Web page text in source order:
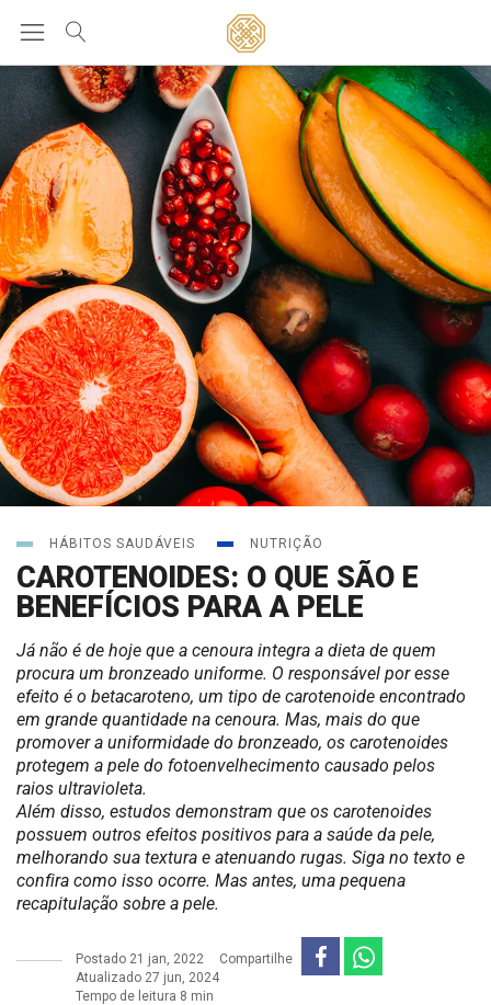
HÁBITOS SAUDÁVEIS NUTRIÇÃO
CAROTENOIDES: O QUE SÃO E
BENEFÍCIOS PARA A PELE
Já não é de hoje que a cenoura integra a dieta de quem
procura um bronzeado uniforme. O responsável por esse
efeito é o betacaroteno, um tipo de carotenoide encontrado
em grande quantidade na cenoura. Mas, mais do que
promover a uniformidade do bronzeado, os carotenoides
protegem a pele do fotoenvelhecimento causado pelos
raios ultravioleta.
Além disso, estudos demonstram que os carotenoides
possuem outros efeitos positivos para a saúde da pele,
melhorando sua textura e atenuando rugas. Siga no texto e
confira como isso ocorre. Mas antes, uma pequena
recapitulação sobre a pele.
Postado 21 jan, 2022
Atualizado 27 jun, 2024
Tempo de leitura 8 min
Compartilhe